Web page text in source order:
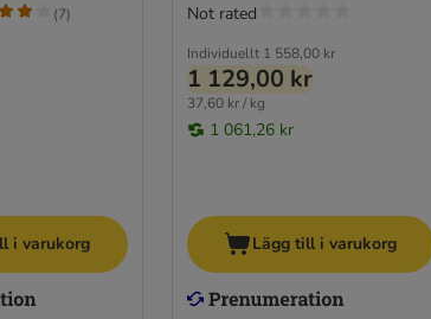
(7)
i varukorg
Individuellt 1 558,00 kr
1 129,00 kr
37,60 kr / kg
1 061,26 kr
Not rated
Lägg till i varukorg